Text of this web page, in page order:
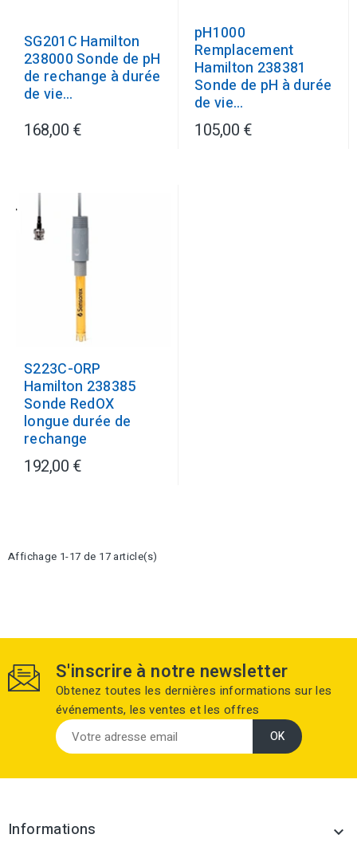
SG201C Hamilton
238000 Sonde de pH
de rechange à durée
de vie...
168,00 €
pH1000
Remplacement
Hamilton 238381
Sonde de pH à durée
de vie...
105,00 €
S223C-ORP
Hamilton 238385
Sonde RedOX
longue durée de
rechange
192,00 €
Affichage 1-17 de 17 article(s)
S'inscrire à notre newsletter
Obtenez toutes les dernières informations sur les
événements, les ventes et les offres
Informations 